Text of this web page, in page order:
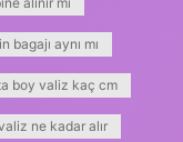
bagajı aynı mı
boy valiz kaç cm
ne kadar alır